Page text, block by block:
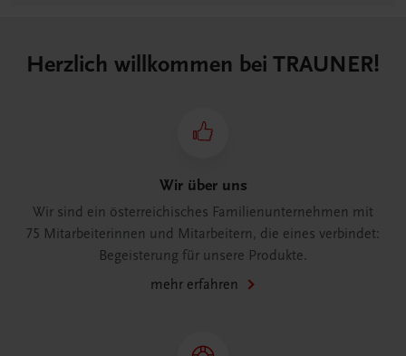
Herzlich willkommen bei TRAUNER!
Wir über uns
Wir sind ein österreichisches Familienunternehmen mit
75 Mitarbeiterinnen und Mitarbeitern, die eines verbindet:
Begeisterung für unsere Produkte.
mehr erfahren